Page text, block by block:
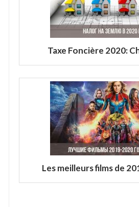
Taxe Foncière 2020:
Les meilleurs films de